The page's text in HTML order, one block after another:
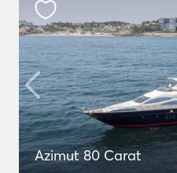
Azimut 80 Carat